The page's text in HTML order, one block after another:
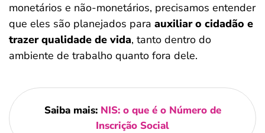
monetários e não-monetários, precisamos entender
que eles são planejados para auxiliar o cidadão e
trazer qualidade de vida, tanto dentro do
ambiente de trabalho quanto fora dele.
Saiba mais: NIS: o que é o Número de
Inscrição Social